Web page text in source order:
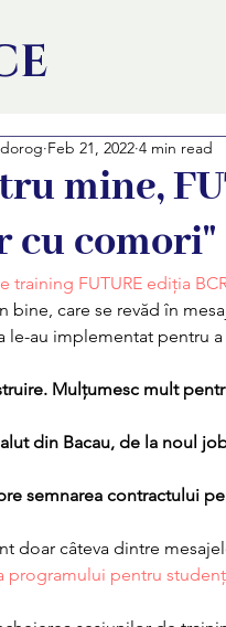
mine,
cu comori"
Feb 21, 2022 4 min read
training FUTURE ediția
bine, care se revăd în
le-au implementat pentru
Mulțumesc mult
din Bacau, de la noul
semnarea contractului
doar câteva dintre
programului pentru